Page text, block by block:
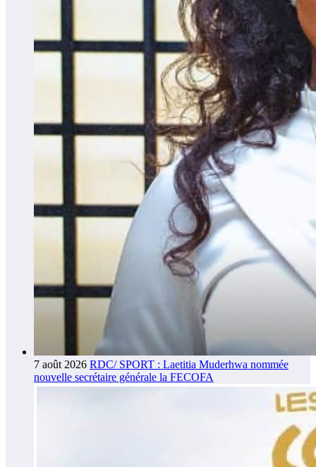
7 août 2026 RDC/ SPORT : Laetitia Muderhwa nommée
nouvelle secrétaire générale la FECOFA